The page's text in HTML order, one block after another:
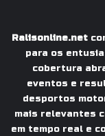
Ralisonline.net
para os
cobertura
eventos e
desportos
mais relevantes
em tempo real e